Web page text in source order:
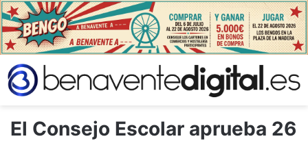
El Consejo Escolar aprueba 26